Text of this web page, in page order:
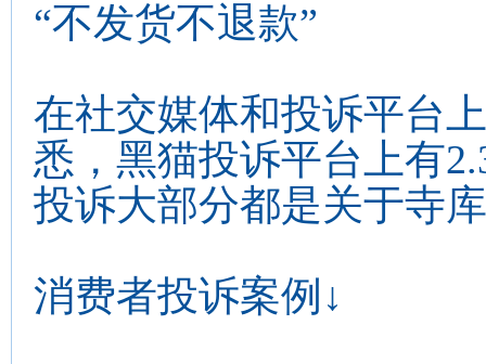
“不发货不退款”
在社交媒体和投诉平台
悉，黑猫投诉平台上有
投诉大部分都是关于寺
消费者投诉案例↓